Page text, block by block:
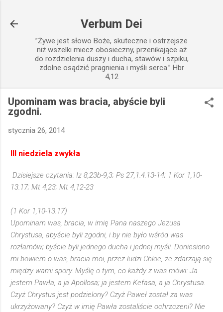
Verbum Dei
”Żywe jest słowo Boże, skuteczne i ostrzejsze
niż wszelki miecz obosieczny, przenikające aż
do rozdzielenia duszy i ducha, stawów i szpiku,
zdolne osądzić pragnienia i myśli serca.” Hbr
4,12
Upominam was bracia, abyście byli
zgodni.
stycznia 26, 2014
III niedziela zwykła
Dzisiejsze czytania: Iz 8,23b-9,3; Ps 27,1.4.13-14; 1 Kor 1,10-
13.17; Mt 4,23; Mt 4,12-23
(1 Kor 1,10-13.17)
Upominam was, bracia, w imię Pana naszego Jezusa
Chrystusa, abyście byli zgodni, i by nie było wśród was
rozłamów; byście byli jednego ducha i jednej myśli. Doniesiono
mi bowiem o was, bracia moi, przez ludzi Chloe, że zdarzają się
między wami spory. Myślę o tym, co każdy z was mówi: Ja
jestem Pawła, a ja Apollosa; ja jestem Kefasa, a ja Chrystusa.
Czyż Chrystus jest podzielony? Czyż Paweł został za was
ukrzyżowany? Czyż w imię Pawła zostaliście ochrzczeni? Nie